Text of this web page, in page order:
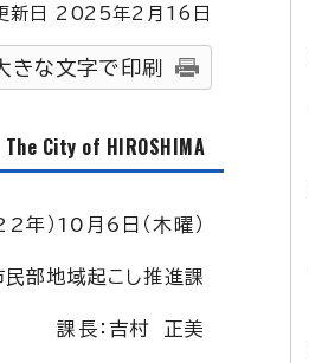
日 2025年2月 16 日
きな文字で印刷
The City of HIROSHIMA
年）10月6日（木曜）
部地域起こし推進課
課長：吉村 正美